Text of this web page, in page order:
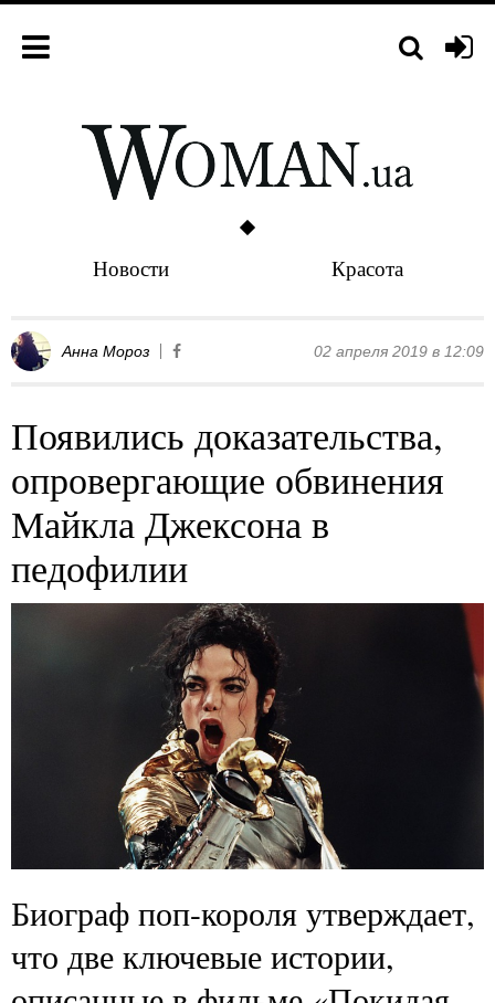
Новости Красота
Анна Мороз 02 апреля 2019 в 12:09
Появились доказательства,
опровергающие обвинения
Майкла Джексона в
педофилии
Биограф поп-короля утверждает,
что две ключевые истории,